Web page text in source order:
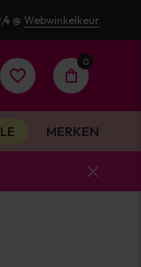
@ Webwinkelkeur
0
MERKEN